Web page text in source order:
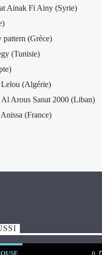
Ainak Fi Ainy (Syrie)
pattern (Grèce)
(Tunisie)
(Algérie)
Arous Sanat 2000 (Liban)
(France)